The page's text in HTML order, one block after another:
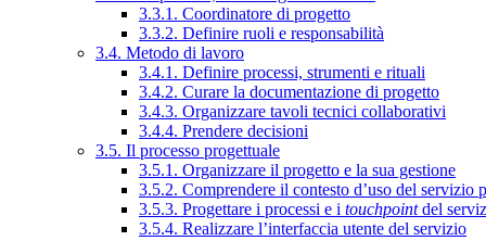
3.3.1. Coordinatore di progetto
3.3.2. Definire ruoli e responsabilità
3.4. Metodo di lavoro
3.4.1. Definire processi, strumenti e rituali
3.4.2. Curare la documentazione di progetto
3.4.3. Organizzare tavoli tecnici collaborativi
3.4.4. Prendere decisioni
3.5. Il processo progettuale
3.5.1. Organizzare il progetto e la sua gestione
3.5.2. Comprendere il contesto d’uso del servizio
3.5.3. Progettare i processi e i touchpointdel
3.5.4. Realizzare l’interfaccia utente del servizio